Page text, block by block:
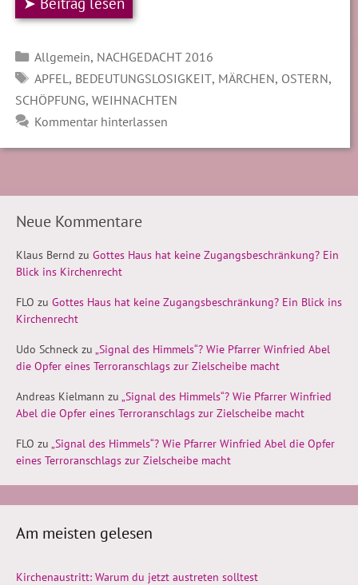
Kategorien
Allgemein, NACHGEDACHT 2016
SCHLAGWÖRTER
APFEL , BEDEUTUNGSLOSIGKEIT, MÄRCHEN, OSTERN,
SCHÖPFUNG,WEIHNACHTEN
Kommentar hinterlassen
Neue Kommentare
Klaus Bernd zu Gottes Haus hat keine Zugangsbeschränkung? Ein
Blick ins Kirchenrecht
FLO zu Gottes Haus hat keine Zugangsbeschränkung? Ein Blick ins
Kirchenrecht
Udo Schneck zu „Signal des Himmels“? Wie Pfarrer Winfried Abel
die Opfer eines Terroranschlags zur Zielscheibe macht
Andreas Kielmann zu „Signal des Himmels“? Wie Pfarrer Winfried
Abel die Opfer eines Terroranschlags zur Zielscheibe macht
FLO zu „Signal des Himmels“? Wie Pfarrer Winfried Abel die Opfer
eines Terroranschlags zur Zielscheibe macht
Am meisten gelesen
Kirchenaustritt: Warum du jetzt austreten solltest